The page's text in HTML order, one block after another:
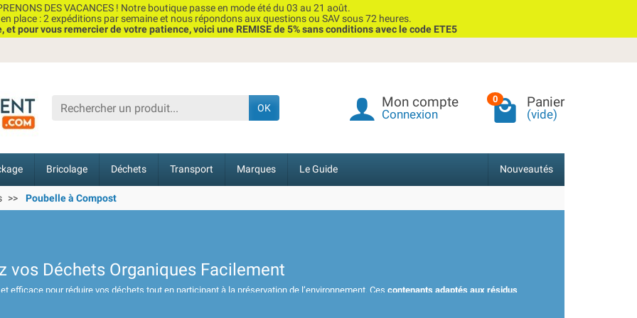
DES VACANCES ! Notre boutique passe en mode été du 03 au 21 août.
place : 2 expéditions par semaine et nous répondons aux questions ou SAV sous 72 heures.
et pour vous remercier de votre patience, voici une REMISE de 5% sans conditions avec le code ETE5
OK Mon compte
Connexion
0 Panier
(vide)
Bricolage Déchets Transport Marques Le Guide Nouveautés
Poubelle à Compost
vos Déchets Organiques Facilement
efficace pour réduire vos déchets tout en participant à la préservation de l’environnement. Ces contenants adaptés aux résidus